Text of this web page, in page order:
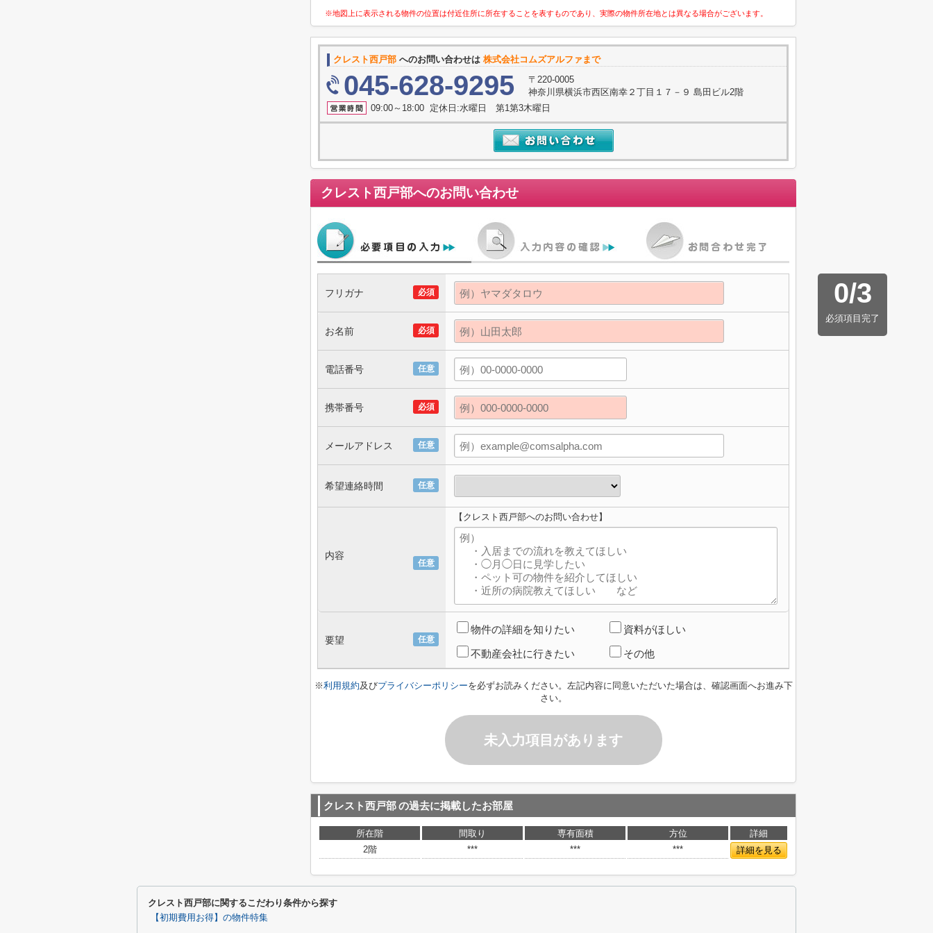
※地図上に表示される物件の位置は付近住所に所在することを表すものであり、実際の物件所在地とは異なる場合がございます。
クレスト西戸部 へのお問い合わせは 株式会社コムズアルファまで
045-628-9295
〒220-0005
神奈川県横浜市西区南幸２丁目１７－９ 島田ビル2階
09:00～18:00 定休日:水曜日 第1第3木曜日
クレスト西戸部へのお問い合わせ
0/3
必須項目完了
必須
フリガナ
必須
お名前
任意
電話番号
必須
携帯番号
任意
メールアドレス
任意
希望連絡時間
任意
内容
【クレスト西戸部へのお問い合わせ】
任意
要望
物件の詳細を知りたい 資料がほしい
不動産会社に行きたい その他
※利用規約及びプライバシーポリシーを必ずお読みください。左記内容に同意いただいた場合は、確認画面へお進み下
さい。
未入力項目があります
クレスト西戸部の過去に掲載したお部屋
所在階 間取り 専有面積 方位
詳細
2階
*** *** *** 詳細を見る
クレスト西戸部に関するこだわり条件から探す
【初期費用お得】の物件特集